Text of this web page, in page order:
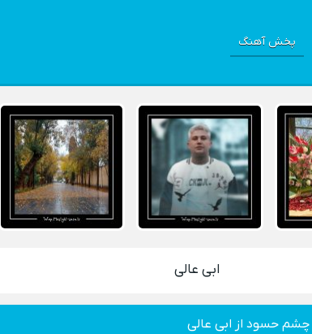
پخش آهنگ
ابی عالی
چشم حسود از ابی عالی